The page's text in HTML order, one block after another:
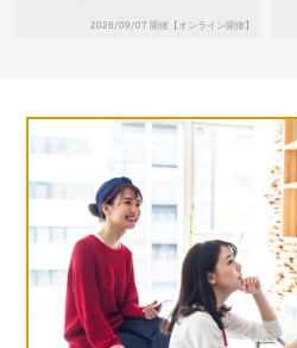
2026/09/07 開催【オンライン開催】